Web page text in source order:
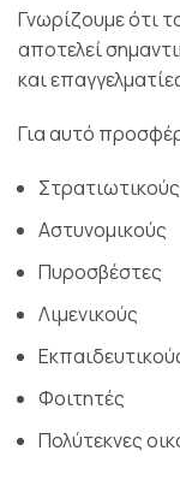
Γνωρίζουμε ότι
αποτελεί
και
Για αυτό
Στρατιωτικούς
Αστυνομικούς
Πυροσβέστες
Λιμενικούς
Φοιτητές
Πολύτεκνες